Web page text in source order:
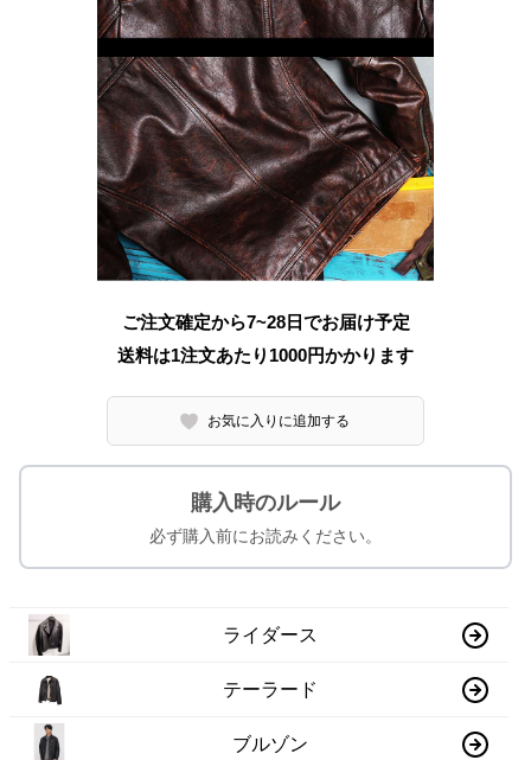
ご注文確定から7~28日でお届け予定
送料は1注文あたり 1000円かかります
お気に入りに追加する
購入時のルール
必ず購入前にお読みください。
ライダース
テーラード
ブルゾン